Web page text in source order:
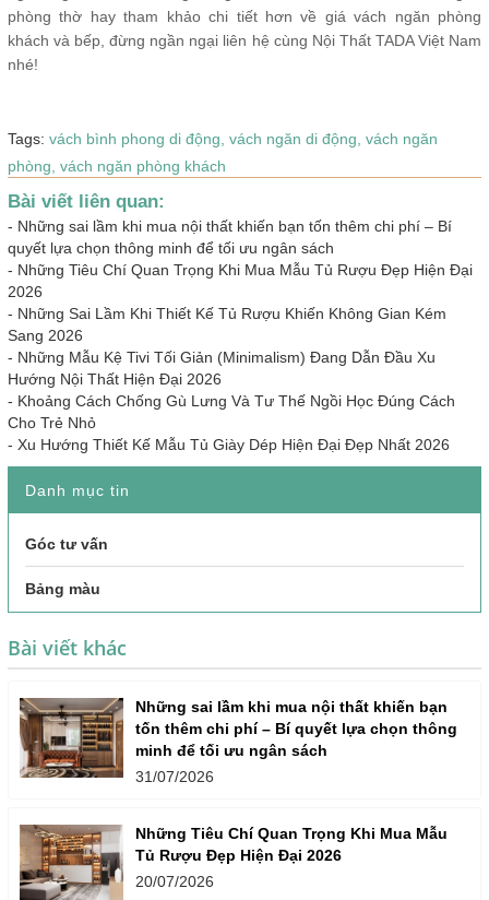
phòng thờ hay tham khảo chi tiết hơn về giá vách ngăn phòng
khách và bếp, đừng ngần ngại liên hệ cùng Nội Thất TADA Việt Nam
nhé!
Tags: vách bình phong di động, vách ngăn di động, vách ngăn
phòng, vách ngăn phòng khách
Bài viết liên quan:
- Những sai lầm khi mua nội thất khiến bạn tốn thêm chi phí – Bí
quyết lựa chọn thông minh để tối ưu ngân sách
- Những Tiêu Chí Quan Trọng Khi Mua Mẫu Tủ Rượu Đẹp Hiện Đại
2026
- Những Sai Lầm Khi Thiết Kế Tủ Rượu Khiến Không Gian Kém
Sang 2026
- Những Mẫu Kệ Tivi Tối Giản (Minimalism) Đang Dẫn Đầu Xu
Hướng Nội Thất Hiện Đại 2026
- Khoảng Cách Chống Gù Lưng Và Tư Thế Ngồi Học Đúng Cách
Cho Trẻ Nhỏ
- Xu Hướng Thiết Kế Mẫu Tủ Giày Dép Hiện Đại Đẹp Nhất 2026
Danh mục tin
Góc tư vấn
Bảng màu
Bài viết khác
Những sai lầm khi mua nội thất khiến bạn
tốn thêm chi phí – Bí quyết lựa chọn thông
minh để tối ưu ngân sách
31/07/2026
Những Tiêu Chí Quan Trọng Khi Mua Mẫu
Tủ Rượu Đẹp Hiện Đại 2026
20/07/2026